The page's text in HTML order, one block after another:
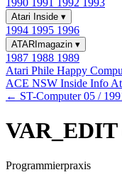
1990 1991 1992 1993
Atari Inside ▾
1994 1995 1996
ATARImagazin ▾
1987 1988 1989
Atari Phile Happy
ACE NSW Inside Info
← ST-Computer 05 /
VAR_EDIT
Programmierpraxis